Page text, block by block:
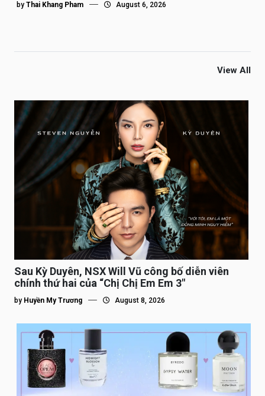
by Thai Khang Pham August 6, 2026
View All
Sau Kỳ Duyên, NSX Will Vũ công bố diễn viên
chính thứ hai của “Chị Chị Em Em 3″
by Huyền My Trương August 8, 2026